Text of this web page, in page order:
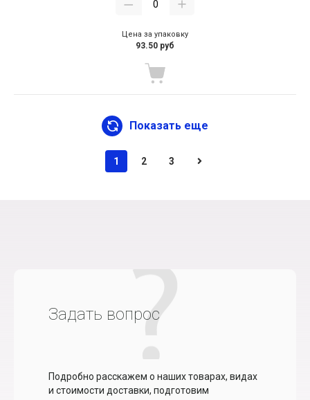
Цена за упаковку
93.50 руб
Показать еще
1 2 3
Задать вопрос
Подробно расскажем о наших товарах, видах
и стоимости доставки, подготовим